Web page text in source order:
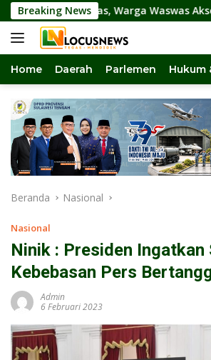
Langsung
ke
konten
Breaking News
Warga Waswas Akses Putus
Home Daerah Parlemen Hukum
Beranda Nasional
Nasional
Ninik : Presiden Ingatkan
Kebebasan Pers
Admin
6 Februari 2023